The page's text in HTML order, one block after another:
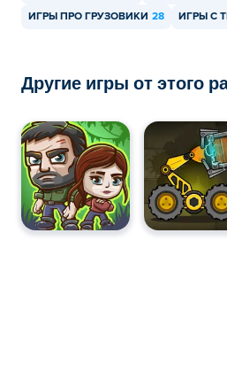
ИГРЫ ПРО ГРУЗОВИКИ 28 ИГРЫ С
Другие игры от этого